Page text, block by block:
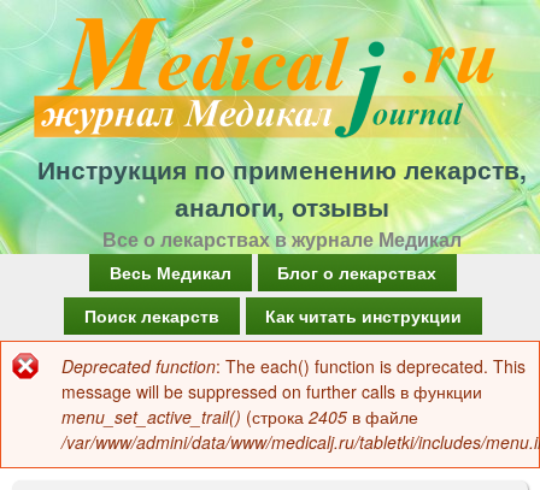
Перейти
к
основному
содержанию
Инструкция по применению лекарств,
аналоги, отзывы
Все о лекарствах в журнале Медикал
а
в
о
Весь Медикал
Блог о лекарствах
Поиск лекарств
Как читать инструкции
Сообщение
об
ошибке
Deprecated function: The each() function is deprecated. This
message will be suppressed on further calls в функции
menu_set_active_trail() (строка 2405 в файле
/var/www/admini/data/www/medicalj.ru/tabletki/includes/